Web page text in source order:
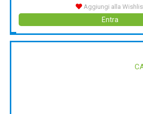
Aggiungi alla
Entra